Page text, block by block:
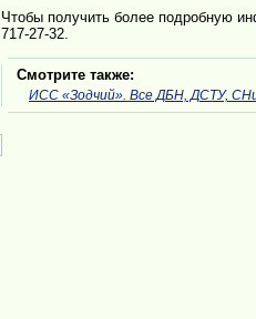
Чтобы получить более подробную
717-27-32.
Смотрите также:
ИСС «Зодчий». Все ДБН, ДСТУ,